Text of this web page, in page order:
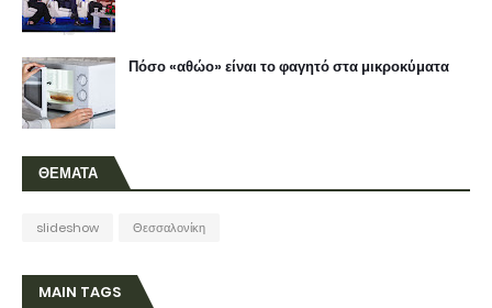
Πόσο «αθώο» είναι το φαγητό στα μικροκύματα
ΘΕΜΑΤΑ
slideshow Θεσσαλονίκη
MAIN TAGS